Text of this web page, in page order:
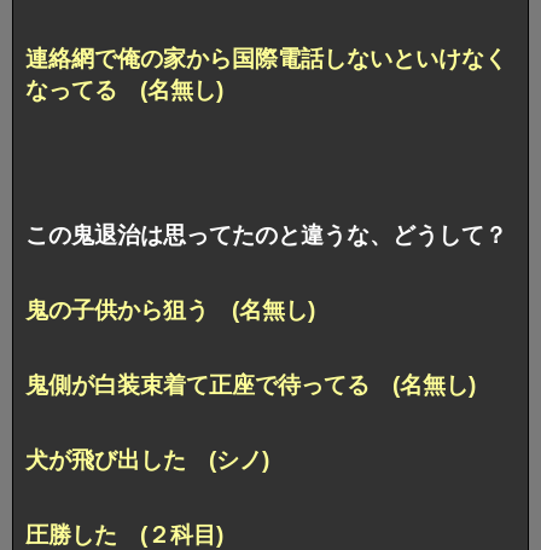
連絡網で俺の家から国際電話しないといけなく
なってる (名無し)
この鬼退治は思ってたのと違うな、どうして？
鬼の子供から狙う (名無し)
鬼側が白装束着て正座で待ってる (名無し)
犬が飛び出した (シノ)
圧勝した (２科目)